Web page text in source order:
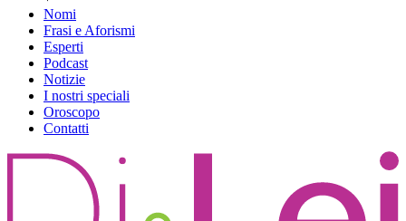
Nomi
Frasi e Aforismi
Esperti
Podcast
Notizie
I nostri speciali
Oroscopo
Contatti